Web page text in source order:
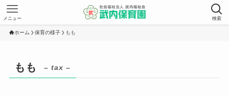
検索
メニュー
ホーム 保育の様子 もも
もも – tax –